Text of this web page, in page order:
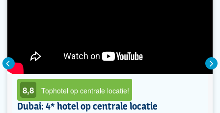
8,8 Tophotel op centrale locatie!
Dubai: 4* hotel op centrale locatie